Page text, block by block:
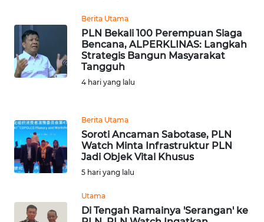
Berita Utama
PLN Bekali 100 Perempuan Siaga
Bencana, ALPERKLINAS: Langkah
Strategis Bangun Masyarakat
Tangguh
4 hari yang lalu
Berita Utama
Soroti Ancaman Sabotase, PLN
Watch Minta Infrastruktur PLN
Jadi Objek Vital Khusus
5 hari yang lalu
Utama
Di Tengah Ramainya 'Serangan' ke
WN
RIAU
WN
WN
JAMBI
WN
WN